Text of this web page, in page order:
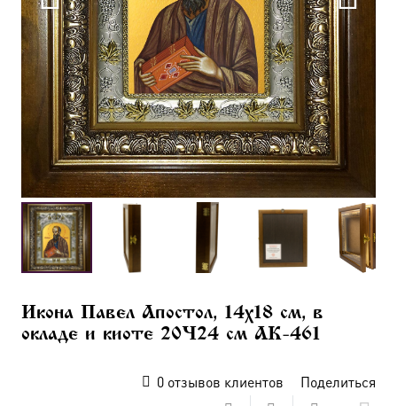
Икона Павел Апостол, 14х18 см, в
окладе и киоте 20×24 см AK-461
0отзывов клиентов Поделиться